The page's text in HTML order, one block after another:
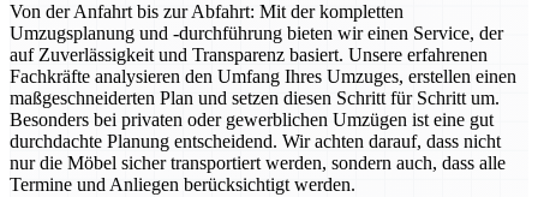
Von der Anfahrt bis zur Abfahrt: Mit der kompletten
Umzugsplanung und -durchführung bieten wir einen Service, der
auf Zuverlässigkeit und Transparenz basiert. Unsere erfahrenen
Fachkräfte analysieren den Umfang Ihres Umzuges, erstellen einen
maßgeschneiderten Plan und setzen diesen Schritt für Schritt um.
Besonders bei privaten oder gewerblichen Umzügen ist eine gut
durchdachte Planung entscheidend. Wir achten darauf, dass nicht
nur die Möbel sicher transportiert werden, sondern auch, dass alle
Termine und Anliegen berücksichtigt werden.